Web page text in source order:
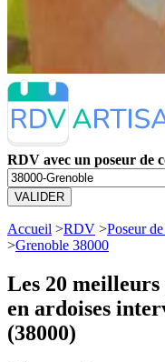
RDV avec un poseur de
VALIDER
Accueil >RDV >Poseur
>Grenoble 38000
Les 20 meilleurs
en ardoises
(38000)